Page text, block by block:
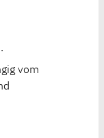
vom